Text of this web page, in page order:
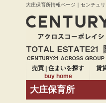
大庄保育所情報ページ｜センチュ
売買 | 住まいを探す
buy home
賃
大庄保育所